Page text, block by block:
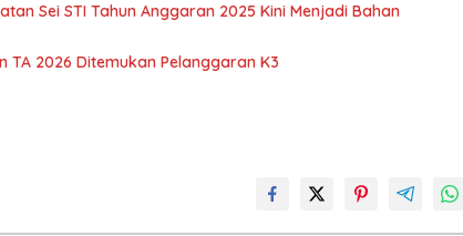
Sei STI Tahun Anggaran 2025 Kini Menjadi Bahan
TA 2026 Ditemukan Pelanggaran K3